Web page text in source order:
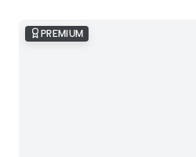
PREMIUM